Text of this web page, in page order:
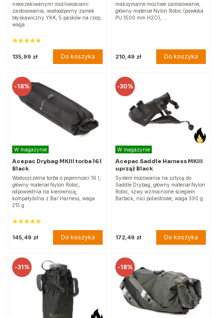
nieoczekiwanymi możliwościami
zastosowania, wodoodporny zamek
błyskawiczny YKK, 5 pasków na rzep,
waga…
135,99 zł Do koszyka
maksymalne możliwe zamocowanie,
główny materiał Nylon Robic (powłoka
PU 1500 mm H2O),…
210,49 zł Do koszyka
-18%
W magazynie
Acepac Drybag MKIII torba 16 l
Black
Wodoszczelna torba o pojemności 16 l,
główny materiał Nylon Robic,
odpowiednia na kierownicę,
kompatybilna z Bar Harness, waga
215 g.
145,49 zł Do koszyka
-30%
W magazynie
Acepac Saddle Harness MKIII
uprząż Black
System mocowania na sztycę do
Saddle Drybag, główny materiał Nylon
Robic, szwy wzmocnione ściegiem
Bartack, nici poliestrowe, waga 390 g.
172,49 zł Do koszyka
-31% -18%